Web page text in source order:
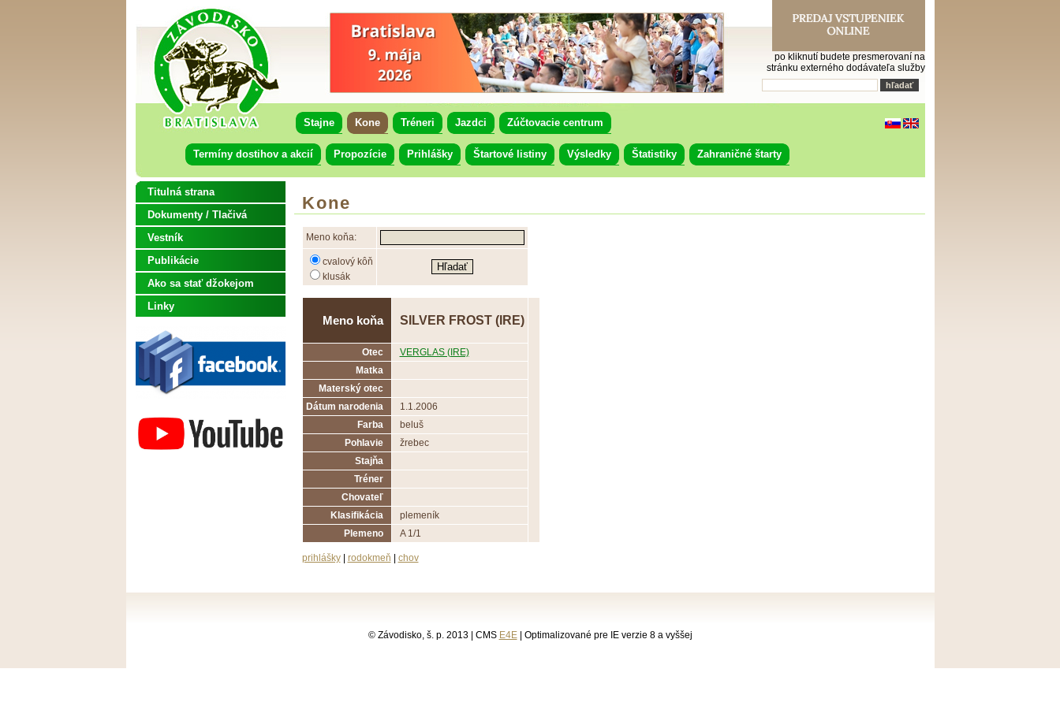
po kliknutí budete presmerovaní na
stránku externého dodávateľa služby
Stajne Kone Tréneri Jazdci Zúčtovacie centrum
Termíny dostihov a akcií Propozície Prihlášky Štartové listiny Výsledky Štatistiky Zahraničné štarty
Kone
Meno koňa:
cvalový kôň
klusák
Meno koňa SILVER FROST (IRE)
Otec
VERGLAS (IRE)
Matka
Materský otec
Dátum narodenia
1.1.2006
Farba
beluš
Pohlavie
žrebec
Stajňa
Tréner
Chovateľ
Klasifikácia
plemeník
Plemeno
A 1/1
prihlášky| rodokmeň chov
Titulná strana
Dokumenty / Tlačivá
Vestník
Publikácie
Ako sa stať džokejom
Linky
© Závodisko, š. p. 2013 | CMS E4E| Optimalizované pre IE verzie 8 a vyššej